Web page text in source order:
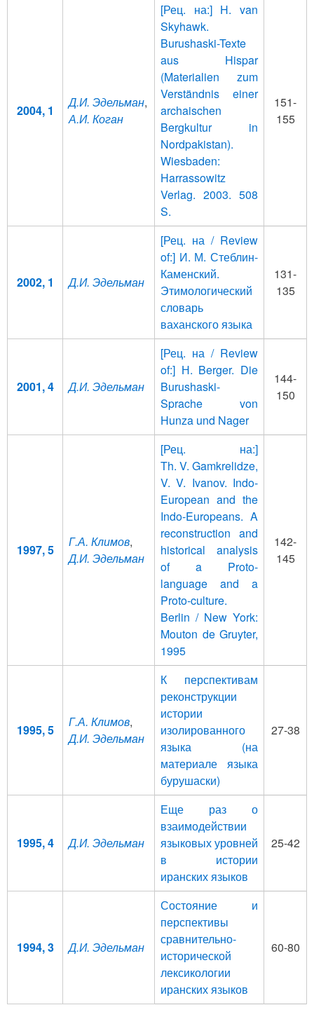
2004, 1
Д.И. Эдельман,
А.И. Коган
[Рец. на:] H. van
Skyhawk.
Burushaski-Texte
aus Hispar
(Materialien zum
Verständnis einer
archaischen
Bergkultur in
Nordpakistan).
Wiesbaden:
Harrassowitz
Verlag. 2003. 508
S.
151-
155
2002, 1 Д.И. Эдельман
[Рец. на / Review
of:] И. М. Стеблин-
Каменский.
Этимологический
словарь
ваханского языка
131-
135
2001, 4 Д.И. Эдельман
[Рец. на / Review
of:] Н. Berger. Die
Burushaski-
Sprache von
Hunza und Nager
144-
150
1997, 5
Г.А. Климов,
Д.И. Эдельман
[Рец. на:]
Th. V. Gamkrelidze,
V. V. Ivanov. Indo-
European and the
Indo-Europeans. A
reconstruction and
historical analysis
of a Proto-
language and a
Proto-culture.
Berlin / New York:
Mouton de Gruyter,
1995
142-
145
1995, 5
Г.А. Климов,
Д.И. Эдельман
К перспективам
реконструкции
истории
изолированного
языка (на
материале языка
бурушаски)
27-38
1995, 4 Д.И. Эдельман
Еще раз о
взаимодействии
языковых уровней
в истории
иранских языков
25-42
1994, 3 Д.И. Эдельман
Состояние и
перспективы
сравнительно-
исторической
лексикологии
иранских языков
60-80